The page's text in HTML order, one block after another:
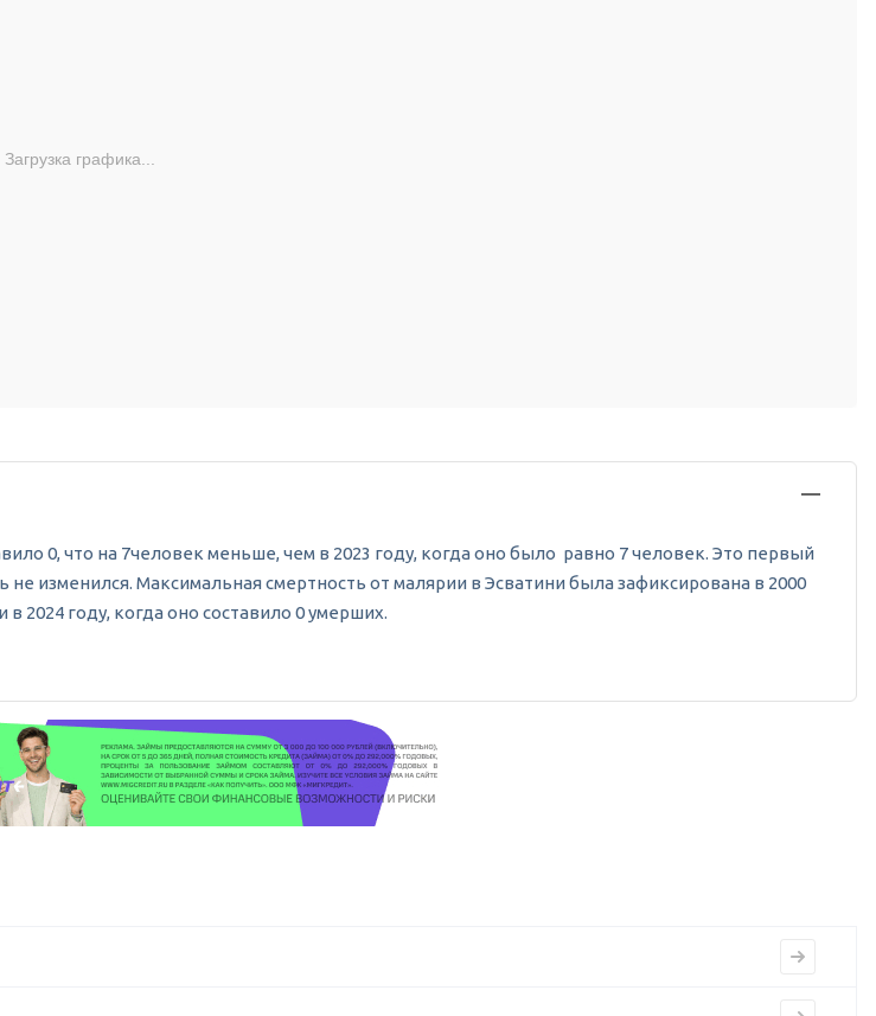
Загрузка графика...
0, что на 7человек меньше, чем в 2023 году, когда оно было равно 7 человек. Это первый
изменился. Максимальная смертность от малярии в Эсватини была зафиксирована в 2000
2024 году, когда оно составило 0 умерших.